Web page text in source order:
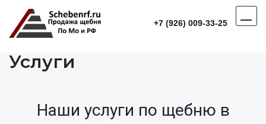
+7 (926) 009-33-25
Услуги
Наши услуги по щебню в